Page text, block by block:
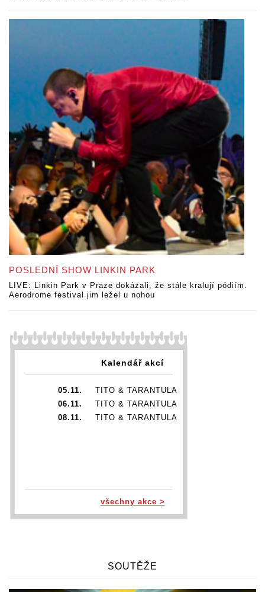
POSLEDNÍ SHOW LINKIN PARK
LIVE: Linkin Park v Praze dokázali, že stále kralují pódiím.
Aerodrome festival jim ležel u nohou
Kalendář akcí
05.11.
TITO & TARANTULA
06.11.
TITO & TARANTULA
08.11.
TITO & TARANTULA
všechny akce >
SOUTĚŽE